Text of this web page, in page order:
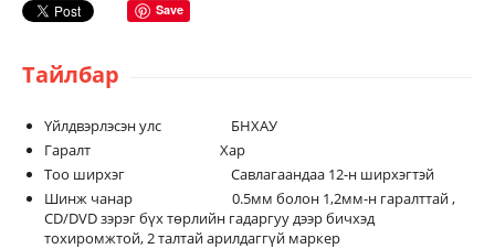
Save
Тайлбар
Үйлдвэрлэсэн улс БНХАУ
Гаралт Хар
Тоо ширхэг Савлагаандаа 12-н ширхэгтэй
Шинж чанар 0.5мм болон 1,2мм-н гаралттай ,
CD/DVD зэрэг бүх төрлийн гадаргуу дээр бичхэд
тохиромжтой, 2 талтай арилдаггүй маркер